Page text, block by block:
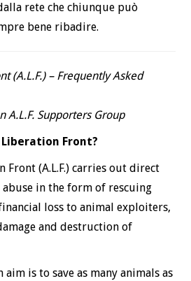
rete che chiunque può
bene ribadire.
(A.L.F.) – Frequently Asked
A.L.F. Supporters Group
Front?
Front (A.L.F.) carries out direct
in the form of rescuing
loss to animal exploiters,
and destruction of
aim is to save as many animals as